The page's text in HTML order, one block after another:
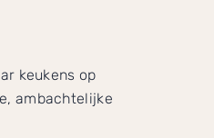
keukens op
ambachtelijke